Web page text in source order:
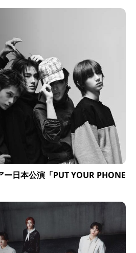
ー日本公演「PUT YOUR PHONE